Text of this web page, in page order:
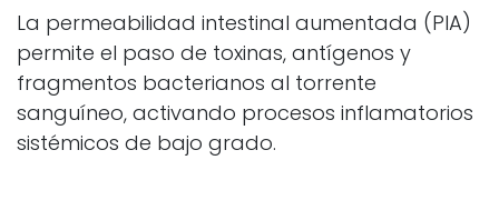
La permeabilidad intestinal aumentada (PIA)
permite el paso de toxinas, antígenos y
fragmentos bacterianos al torrente
sanguíneo, activando procesos inflamatorios
sistémicos de bajo grado.